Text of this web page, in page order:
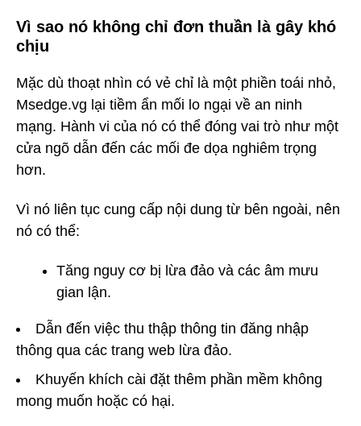
Vì sao nó không chỉ đơn thuần là gây khó
chịu
Mặc dù thoạt nhìn có vẻ chỉ là một phiền toái nhỏ,
Msedge.vg lại tiềm ẩn mối lo ngại về an ninh
mạng. Hành vi của nó có thể đóng vai trò như một
cửa ngõ dẫn đến các mối đe dọa nghiêm trọng
hơn.
Vì nó liên tục cung cấp nội dung từ bên ngoài, nên
nó có thể:
Tăng nguy cơ bị lừa đảo và các âm mưu
gian lận.
Dẫn đến việc thu thập thông tin đăng nhập
thông qua các trang web lừa đảo.
Khuyến khích cài đặt thêm phần mềm không
mong muốn hoặc có hại.